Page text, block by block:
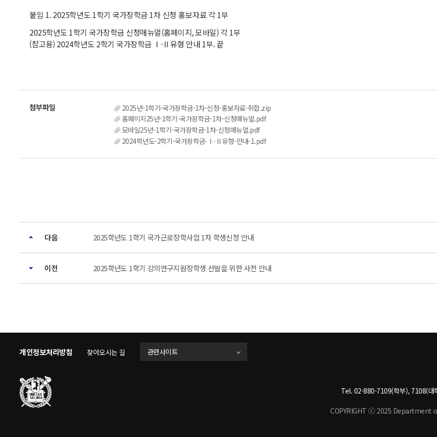
붙임 1. 2025학년도 1학기 국가장학금 1차 신청 홍보자료 각 1부
2025학년도 1학기 국가장학금 신청매뉴얼(홈페이지, 모바일) 각 1부
(참고용) 2024학년도 2학기 국가장학금 Ⅰ·Ⅱ유형 안내 1부. 끝
2025년-1학기-국가장학금-1차-신청-홍보자료-취합.zip
홈페이지25년-1학기-국가장학금-1차-신청매뉴얼.pdf
모바일25년-1학기-국가장학금-1차-신청매뉴얼.pdf
2024학년도-2학기-국가장학금-Ⅰ·Ⅱ유형-안내-1.pdf
다음 2025학년도 1학기 국가근로장학사업 1차 학생신청 안내
이전 2025학년도 1학기 강의연구지원장학생 선발을 위한 사전 안내
개인정보처리방침 찾아오시는 길 관련사이트
Tel. 02-880-7109(학부), 7108(
COPYRIGHT ⓒ 2025 Department